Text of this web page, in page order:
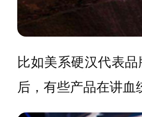
比如美系硬汉代表
后，有些产品在讲